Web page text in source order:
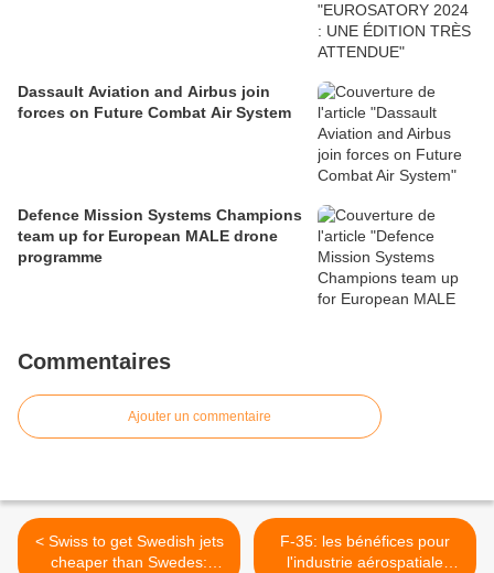
Dassault Aviation and Airbus join
forces on Future Combat Air System
Defence Mission Systems Champions
team up for European MALE drone
programme
Commentaires
Ajouter un commentaire
< Swiss to get Swedish jets
cheaper than Swedes:
F-35: les bénéfices pour
l'industrie aérospatiale